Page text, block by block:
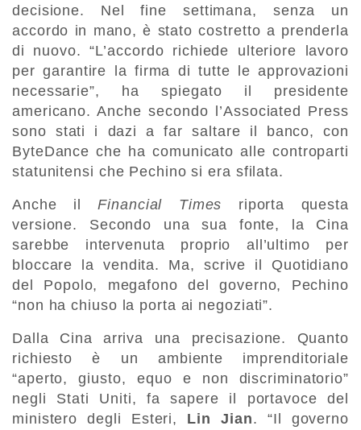
decisione. Nel fine settimana, senza un
accordo in mano, è stato costretto a prenderla
di nuovo. “L’accordo richiede ulteriore lavoro
per garantire la firma di tutte le approvazioni
necessarie”, ha spiegato il presidente
americano. Anche secondo l’Associated Press
sono stati i dazi a far saltare il banco, con
ByteDance che ha comunicato alle controparti
statunitensi che Pechino si era sfilata.
Anche ilFinancial Times riporta questa
versione. Secondo una sua fonte, la Cina
sarebbe intervenuta proprio all’ultimo per
bloccare la vendita. Ma, scrive il Quotidiano
del Popolo, megafono del governo, Pechino
“non ha chiuso la porta ai negoziati”.
Dalla Cina arriva una precisazione. Quanto
richiesto è un ambiente imprenditoriale
“aperto, giusto, equo e non discriminatorio”
negli Stati Uniti, fa sapere il portavoce del
ministero degli Esteri, Lin Jian. “Il governo